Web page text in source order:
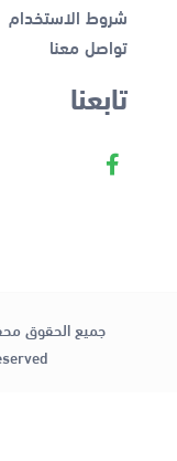
شروط الاستخدام
تواصل معنا
تابعنا
جميع الحقوق